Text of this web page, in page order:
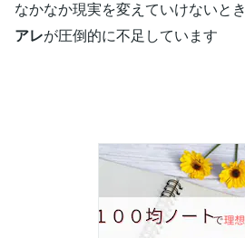
なかなか現実を変えていけないとき
アレが圧倒的に不足しています